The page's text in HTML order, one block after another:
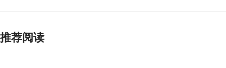
推荐阅读